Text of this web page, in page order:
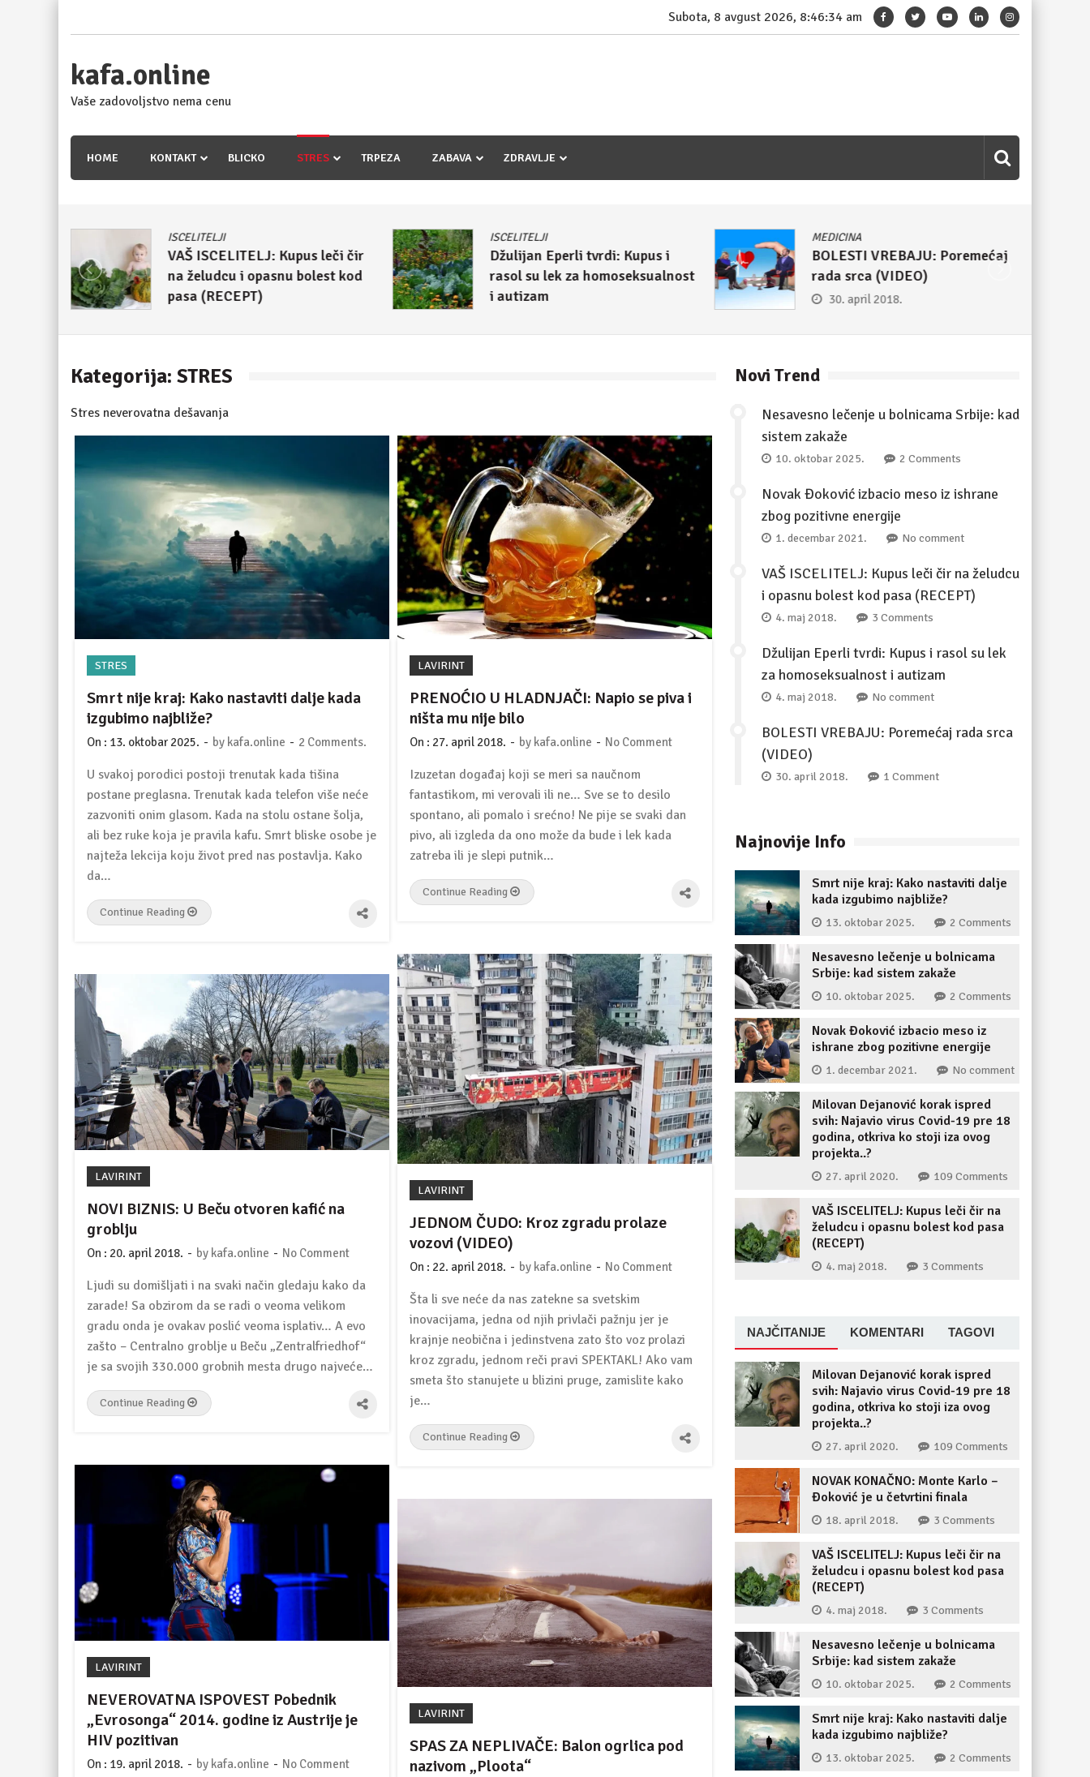
Subota, 8 avgust 2026, 8:46:35 am
kafa.online
Vaše zadovoljstvo nema cenu
HOME KONTAKT BLICKO STRES TRPEZA ZABAVA ZDRAVLJE
ISCELITELJI
VAŠ ISCELITELJ: Kupus leči čir
na želudcu i opasnu bolest kod
pasa (RECEPT)
ISCELITELJI
Džulijan Eperli tvrdi: Kupus i
rasol su lek za homoseksualnost
i autizam
MEDICINA
BOLESTI VREBAJU: Poremećaj
rada srca (VIDEO)
30. april 2018.
Kategorija: STRES
Stres neverovatna dešavanja
STRES
Smrt nije kraj: Kako nastaviti dalje kada
izgubimo najbliže?
On : 13. oktobar 2025. - by kafa.online - 2 Comments.
U svakoj porodici postoji trenutak kada tišina
postane preglasna. Trenutak kada telefon više neće
zazvoniti onim glasom. Kada na stolu ostane šolja,
ali bez ruke koja je pravila kafu. Smrt bliske osobe je
najteža lekcija koju život pred nas postavlja. Kako
da…
Continue Reading
LAVIRINT
PRENOĆIO U HLADNJAČI: Napio se piva i
ništa mu nije bilo
On : 27. april 2018. - by kafa.online - No Comment
Izuzetan događaj koji se meri sa naučnom
fantastikom, mi verovali ili ne… Sve se to desilo
spontano, ali pomalo i srećno! Ne pije se svaki dan
pivo, ali izgleda da ono može da bude i lek kada
zatreba ili je slepi putnik…
Continue Reading
LAVIRINT
JEDNOM ČUDO: Kroz zgradu prolaze
vozovi (VIDEO)
On : 22. april 2018. - by kafa.online - No Comment
Šta li sve neće da nas zatekne sa svetskim
inovacijama, jedna od njih privlači pažnju jer je
krajnje neobična i jedinstvena zato što voz prolazi
kroz zgradu, jednom reči pravi SPEKTAKL! Ako vam
smeta što stanujete u blizini pruge, zamislite kako
je…
Continue Reading
LAVIRINT
NOVI BIZNIS: U Beču otvoren kafić na
groblju
On : 20. april 2018. - by kafa.online - No Comment
Ljudi su domišljati i na svaki način gledaju kako da
zarade! Sa obzirom da se radi o veoma velikom
gradu onda je ovakav poslić veoma isplativ… A evo
zašto – Centralno groblje u Beču „Zentralfriedhof“
je sa svojih 330.000 grobnih mesta drugo najveće…
Continue Reading
LAVIRINT
NEVEROVATNA ISPOVEST Pobednik
„Evrosonga“ 2014. godine iz Austrije je
HIV pozitivan
On : 19. april 2018. - by kafa.online - No Comment
LAVIRINT
SPAS ZA NEPLIVAČE: Balon ogrlica pod
nazivom „Ploota“
Novi Trend
Nesavesno lečenje u bolnicama Srbije: kad
sistem zakaže
10. oktobar 2025. 2 Comments
Novak Đoković izbacio meso iz ishrane
zbog pozitivne energije
1. decembar 2021. No comment
VAŠ ISCELITELJ: Kupus leči čir na želudcu
i opasnu bolest kod pasa (RECEPT)
4. maj 2018. 3 Comments
Džulijan Eperli tvrdi: Kupus i rasol su lek
za homoseksualnost i autizam
4. maj 2018. No comment
BOLESTI VREBAJU: Poremećaj rada srca
(VIDEO)
30. april 2018. 1 Comment
Najnovije Info
Smrt nije kraj: Kako nastaviti dalje
kada izgubimo najbliže?
13. oktobar 2025. 2 Comments
Nesavesno lečenje u bolnicama
Srbije: kad sistem zakaže
10. oktobar 2025. 2 Comments
Novak Đoković izbacio meso iz
ishrane zbog pozitivne energije
1. decembar 2021. No comment
Milovan Dejanović korak ispred
svih: Najavio virus Covid-19 pre 18
godina, otkriva ko stoji iza ovog
projekta..?
27. april 2020. 109 Comments
VAŠ ISCELITELJ: Kupus leči čir na
želudcu i opasnu bolest kod pasa
(RECEPT)
4. maj 2018. 3 Comments
NAJČITANIJE KOMENTARI TAGOVI
Milovan Dejanović korak ispred
svih: Najavio virus Covid-19 pre 18
godina, otkriva ko stoji iza ovog
projekta..?
27. april 2020. 109 Comments
NOVAK KONAČNO: Monte Karlo –
Đoković je u četvrtini finala
18. april 2018. 3 Comments
VAŠ ISCELITELJ: Kupus leči čir na
želudcu i opasnu bolest kod pasa
(RECEPT)
4. maj 2018. 3 Comments
Nesavesno lečenje u bolnicama
Srbije: kad sistem zakaže
10. oktobar 2025. 2 Comments
Smrt nije kraj: Kako nastaviti dalje
kada izgubimo najbliže?
13. oktobar 2025. 2 Comments